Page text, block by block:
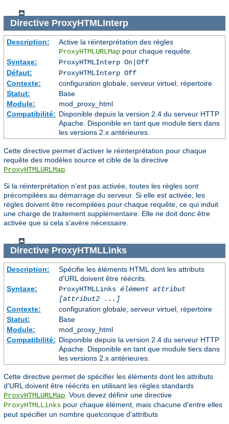
Directive ProxyHTMLInterp
Description:
Active la réinterprétation des règles
ProxyHTMLURLMappour chaque requête.
Syntaxe:
ProxyHTMLInterp On|Off
Défaut:
ProxyHTMLInterp Off
Contexte:
configuration globale, serveur virtuel, répertoire
Statut:
Base
Module:
mod_proxy_html
Compatibilité: Disponible depuis la version 2.4 du serveur HTTP
Apache. Disponible en tant que module tiers dans
les versions 2.x antérieures.
Cette directive permet d'activer le réinterprétation pour chaque
requête des modèles source et cible de la directive
ProxyHTMLURLMap
Si la réinterprétation n'est pas activée, toutes les règles sont
précompilées au démarrage du serveur. Si elle est activée, les
règles doivent être recompilées pour chaque requête, ce qui induit
une charge de traitement supplémentaire. Elle ne doit donc être
activée que si cela s'avère nécessaire.
Directive ProxyHTMLLinks
Description:
Spécifie les éléments HTML dont les attributs
d'URL doivent être réécrits.
Syntaxe:
ProxyHTMLLinks élément attribut
[attribut2 ...]
Contexte:
configuration globale, serveur virtuel, répertoire
Statut:
Base
Module:
mod_proxy_html
Compatibilité: Disponible depuis la version 2.4 du serveur HTTP
Apache. Disponible en tant que module tiers dans
les versions 2.x antérieures.
Cette directive permet de spécifier les éléments dont les attributs
d'URL doivent être réécrits en utilisant les règles standards
ProxyHTMLURLMap . Vous devez définir une directive
ProxyHTMLLinks pour chaque élément, mais chacune d'entre elles
peut spécifier un nombre quelconque d'attributs